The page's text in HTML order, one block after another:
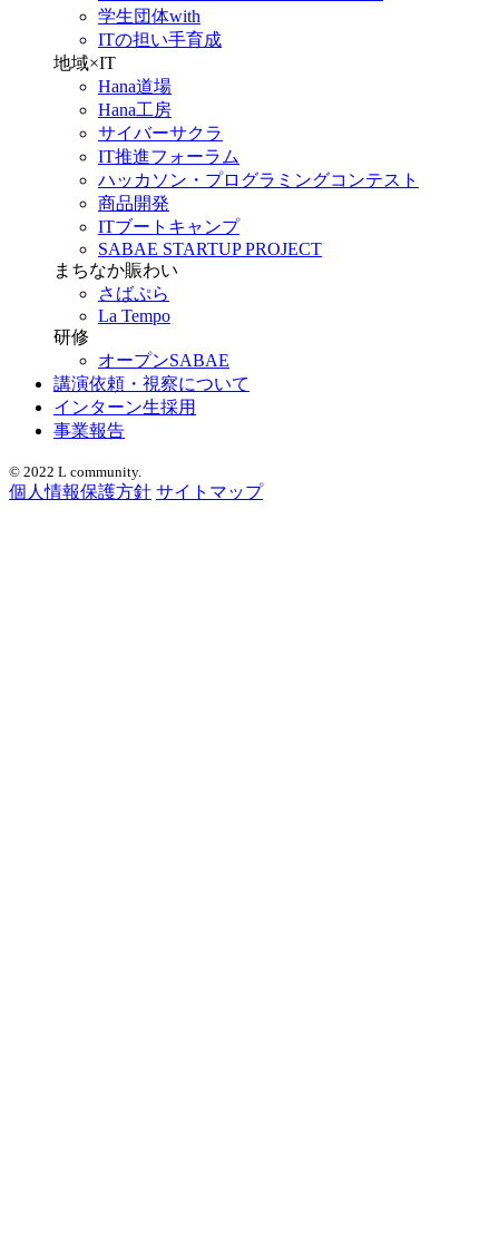
学生団体with
ITの担い手育成
地域×IT
Hana道場
Hana工房
サイバーサクラ
IT推進フォーラム
ハッカソン・プログラミングコンテスト
商品開発
ITブートキャンプ
SABAE STARTUP PROJECT
まちなか賑わい
さばぷら
La Tempo
研修
オープンSABAE
講演依頼・視察について
インターン生採用
事業報告
© 2022 L community.
個人情報保護方針 サイトマップ